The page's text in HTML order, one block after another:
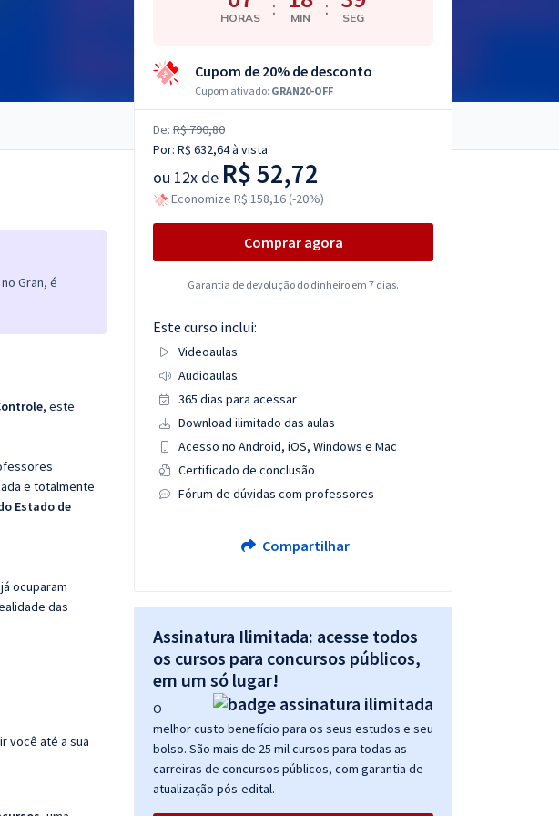
Gran, é
, este
e totalmente
Estado de
ocuparam
das
você até a sua
HORAS : MIN : SEG
Cupom de 20% de desconto
Cupom ativado: GRAN20-OFF
De: R$ 790,80
Por: R$ 632,64à vista
ou 12x de R$ 52,72
Economize R$ 158,16 (-20%)
Comprar agora
Garantia de devolução do dinheiro em 7 dias.
Este curso inclui:
Videoaulas
Audioaulas
365 dias para acessar
Download ilimitado das aulas
Acesso no Android, iOS, Windows e Mac
Certificado de conclusão
Fórum de dúvidas com professores
Compartilhar
Assinatura Ilimitada: acesse todos
os cursos para concursos públicos,
em um só lugar!
O
melhor custo benefício para os seus estudos e seu
bolso. São mais de 25 mil cursos para todas as
carreiras de concursos públicos, com garantia de
atualização pós-edital.